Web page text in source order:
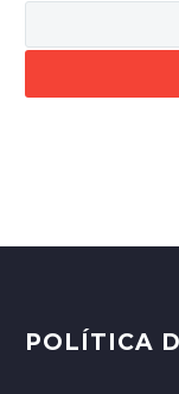
favor,
POLÍTICA